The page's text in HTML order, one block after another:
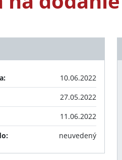
10.06.2022
27.05.2022
11.06.2022
neuvedený